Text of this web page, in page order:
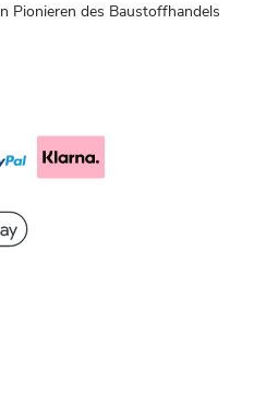
Pionieren des Baustoffhandels